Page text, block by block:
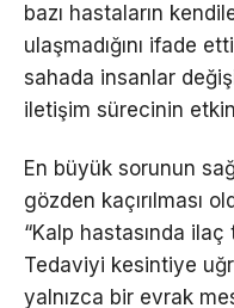
bazı hastaların
ulaşmadığını ifade
sahada insanlar
iletişim sürecinin
En büyük sorunun
gözden kaçırılması
“Kalp hastasında
Tedaviyi kesintiye
yalnızca bir evrak